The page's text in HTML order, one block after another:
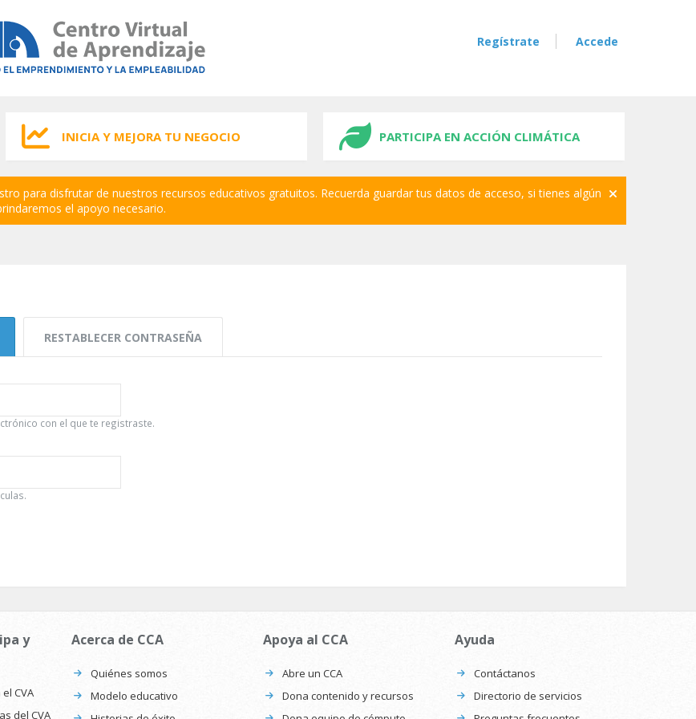
Regístrate Accede
INICIA Y MEJORA TU NEGOCIO PARTICIPA EN ACCIÓN CLIMÁTICA
para disfrutar de nuestros recursos educativos gratuitos. Recuerda guardar tus datos de acceso, si tienes algún
el apoyo necesario.
(SOLAPA ACTIVA)
RESTABLECER CONTRASEÑA
con el que te registraste.
y
CVA
del CVA
Acerca de CCA
Quiénes somos
Modelo educativo
Apoya al CCA
Abre un CCA
Dona contenido y recursos
Ayuda
Contáctanos
Directorio de servicios